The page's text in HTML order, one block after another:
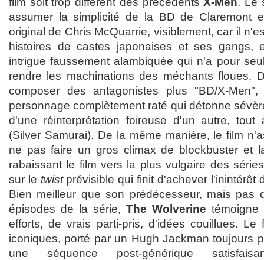
assumer la simplicité de la BD de Claremont
original de Chris McQuarrie, visiblement, car il
histoires de castes japonaises et ses gangs,
intrigue faussement alambiquée qui n'a pour
rendre les machinations des méchants floues.
composer des antagonistes plus "BD/X-
personnage complètement raté qui détonne
d'une réinterprétation foireuse d'un autre, tout
(Silver Samurai). De la même manière, le film
ne pas faire un gros climax de blockbuster et
rabaissant le film vers la plus vulgaire des
sur le twistprévisible qui finit d'achever l'inintérêt
Bien meilleur que son prédécesseur, mais pas
épisodes de la série, The Wolverine
efforts, de vrais parti-pris, d'idées couillues. Le
iconiques, porté par un Hugh Jackman toujours
une séquence post-générique